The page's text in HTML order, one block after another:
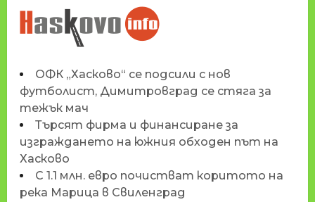
НОВИНИТЕ НА
HASKOVO.INFO
ОФК „Хасково“ се подсили с нов
футболист, Димитровград се стяга за
тежък мач
Търсят фирма и финансиране за
изграждането на южния обходен път на
Хасково
С 1.1 млн. евро почистват коритото на
река Марица в Свиленград